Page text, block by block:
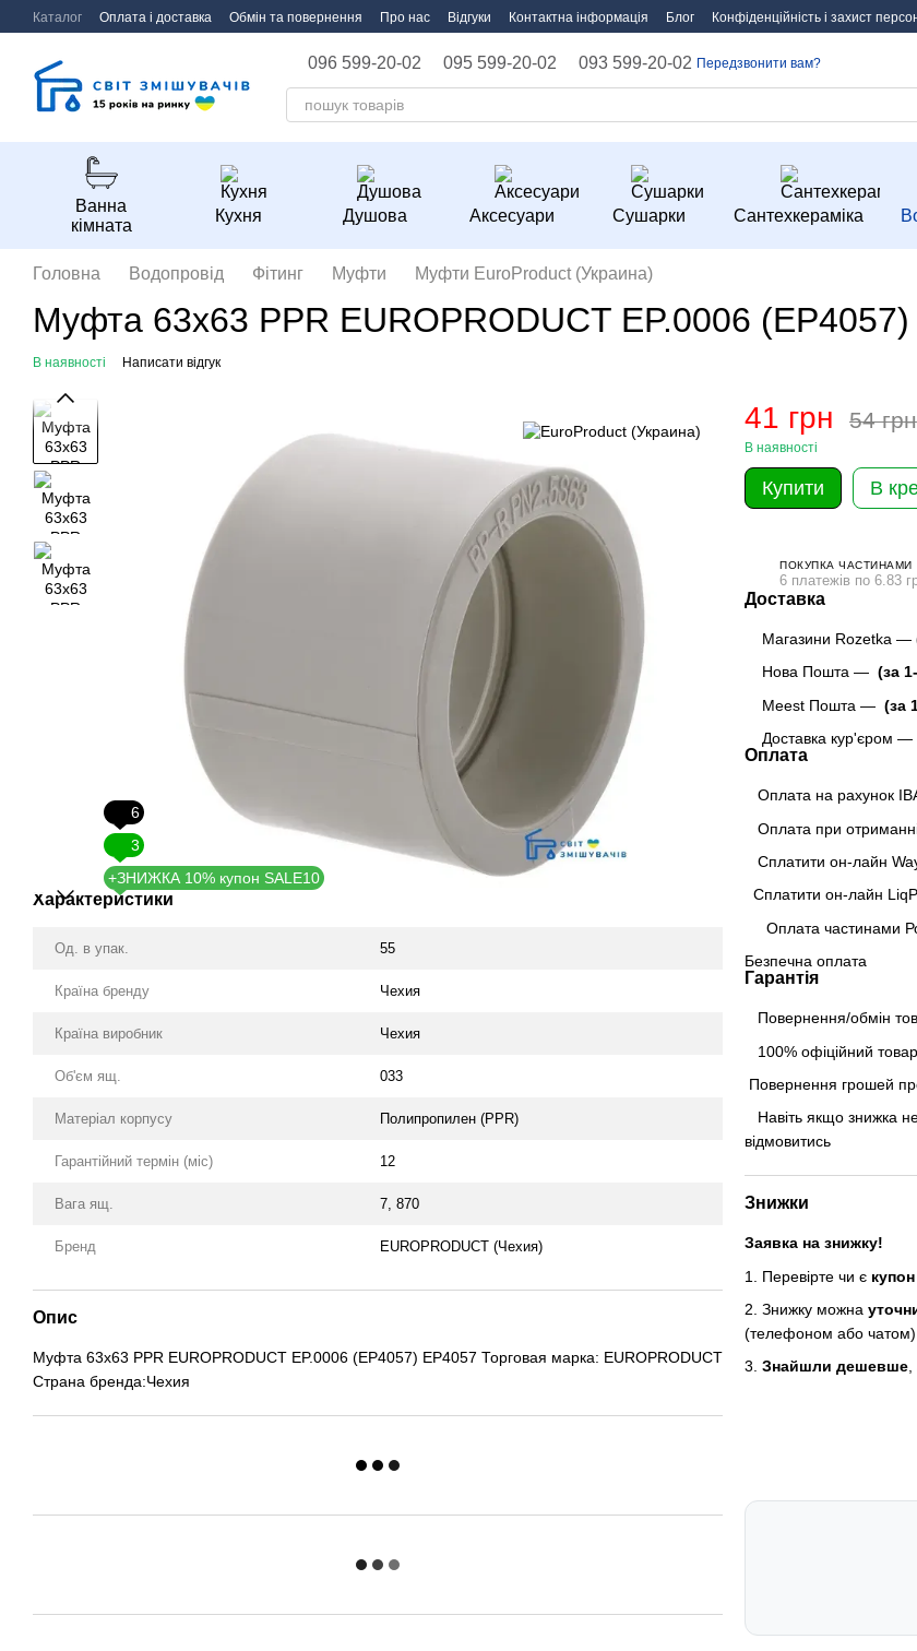
Перейти до основного контенту
Каталог Оплата і доставка Обмін та повернення Про нас Відгуки Контактна інформація Блог Конфіденційність і захист
096 599-20-02 095 599-20-02 093 599-20-02 Передзвонити вам?
Ванна
кімната
Кухня Душова Аксесуари Сушарки Сантехкераміка
Головна Водопровід Фітинг Муфти Муфти EuroProduct (Украина)
Муфта 63x63 PPR EUROPRODUCT EP.0006 (EP4057)
В наявності Написати відгук
6
3
+ЗНИЖКА 10% купон SALE10
Характеристики
Од. в упак. 55
Країна бренду Чехия
Країна виробник Чехия
Об'єм ящ. 033
Матеріал корпусу Полипропилен (PPR)
Гарантійний термін (міс) 12
Вага ящ. 7, 870
Бренд EUROPRODUCT (Чехия)
Опис
Муфта 63x63 PPR EUROPRODUCT EP.0006 (EP4057) EP4057 Торговая марка: EUROPRODUCT
Страна бренда:Чехия
41 грн 54 грн
В наявності
Купити В
ПОКУПКА ЧАСТИНАМИ
6 платежів по 6.83
Доставка
Магазини Rozetka —
Нова Пошта — (за
Meest Пошта — (за
Доставка кур'єром —
Оплата
Оплата на рахунок
Оплата при
Сплатити он-лайн
Сплатити он-лайн
Оплата частинами
Безпечна оплата
Гарантія
Повернення/обмін
100% офіційний товар
Повернення грошей
Навіть якщо знижка
відмовитись
Знижки
Заявка на знижку!
1. Перевірте чи є купон
2. Знижку можна
(телефоном або чатом)
3. Знайшли дешевше,